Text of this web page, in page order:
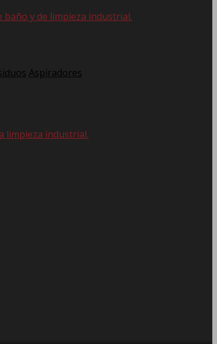
y de limpieza industrial.
Aspiradores
limpieza industrial.